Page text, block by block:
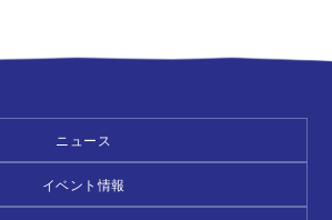
ニュース
イベント情報